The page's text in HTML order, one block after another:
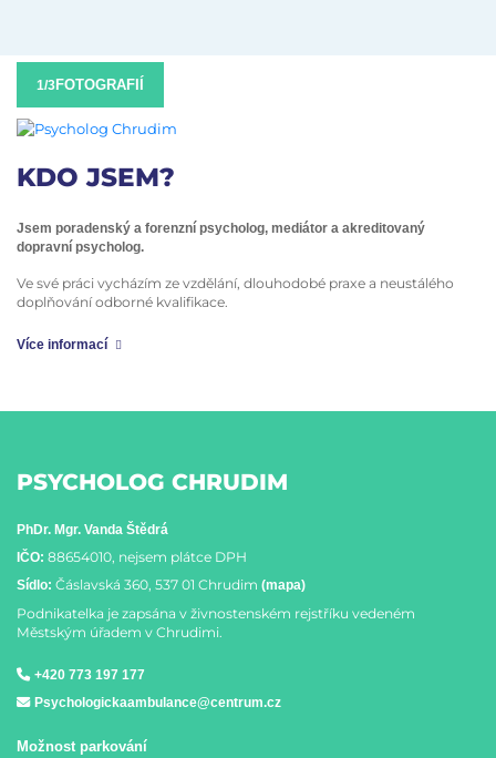
FOTOGRAFIÍ
KDO JSEM?
Jsem poradenský a forenzní psycholog, mediátor a akreditovaný
dopravní psycholog.
Ve své práci vycházím ze vzdělání, dlouhodobé praxe a neustálého
doplňování odborné kvalifikace.
Více informací
PSYCHOLOG CHRUDIM
PhDr. Mgr. Vanda Štědrá
IČO: 88654010, nejsem plátce DPH
Sídlo: Čáslavská 360, 537 01 Chrudim (mapa)
Podnikatelka je zapsána v živnostenském rejstříku vedeném
Městským úřadem v Chrudimi.
+420 773 197 177
Psychologickaambulance@centrum.cz
Možnost parkování